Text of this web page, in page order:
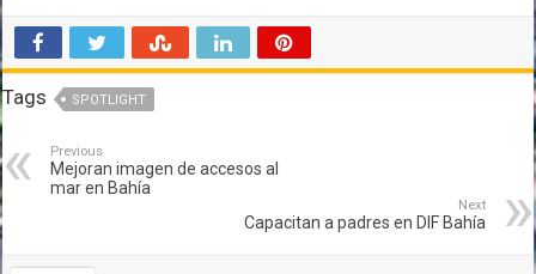
Tags SPOTLIGHT
Previous
Mejoran imagen de accesos al
mar en Bahía
Next
Capacitan a padres en DIF Bahía